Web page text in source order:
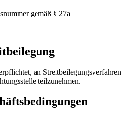
gemäß § 27a
an Streitbeilegungsverfahren
teilzunehmen.